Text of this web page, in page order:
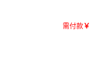
需付款￥